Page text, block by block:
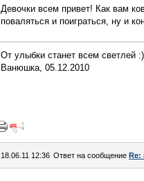
Девочки всем привет! Как вам
поваляться и поиграться, ну и
От улыбки станет всем светлей
Ванюшка, 05.12.2010
18.06.11 12:36 Ответ на сообщение Re: